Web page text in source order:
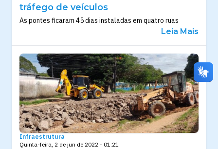
tráfego de veículos
As pontes ficaram 45 dias instaladas em quatro ruas
Leia Mais
Infraestrutura
Quinta-feira, 2 de jun de 2022 - 01:21